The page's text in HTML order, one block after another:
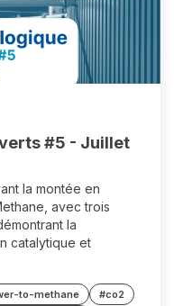
#5 - Juillet
la montée en
avec trois
la
catalytique et
to-methane
#co2